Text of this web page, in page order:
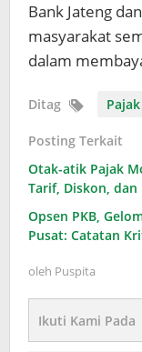
Bank Jateng
masyarakat
dalam
Ditag
Posting Terkait
Otak-atik Pajak
Tarif, Diskon, dan
Opsen PKB,
Pusat: Catatan
oleh Puspita
Ikuti Kami Pada